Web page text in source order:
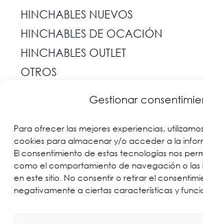
Gestionar
Para ofrecer las mejores experiencias,
cookies para almacenar y/o acceder a la
El consentimiento de estas tecnologías nos
como el comportamiento de navegación o las
en este sitio. No consentir o retirar el
negativamente a ciertas características y
HINCHABLES NUEVOS
HINCHABLES DE OCACIÓN
HINCHABLES OUTLET
OTROS
Otros Servicios
EVENTOS
ANIMACIONES